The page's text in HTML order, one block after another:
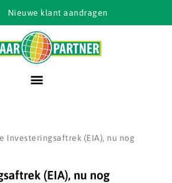
Nieuwe klant aandragen
Investeringsaftrek (EIA), nu nog
(EIA), nu nog